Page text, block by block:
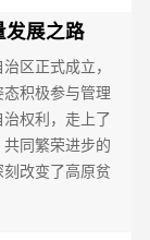
发展之路
区正式成立，
积极参与管理
权利，走上了
同繁荣进步的
改变了高原贫